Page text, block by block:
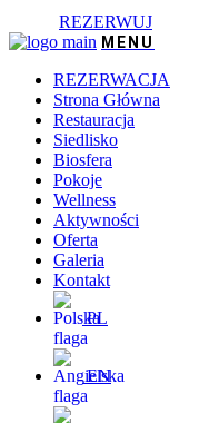
REZERWUJ
REZERWACJA
Strona Główna
Restauracja
Siedlisko
Biosfera
Pokoje
Wellness
Aktywności
Oferta
Galeria
Kontakt
PL
EN